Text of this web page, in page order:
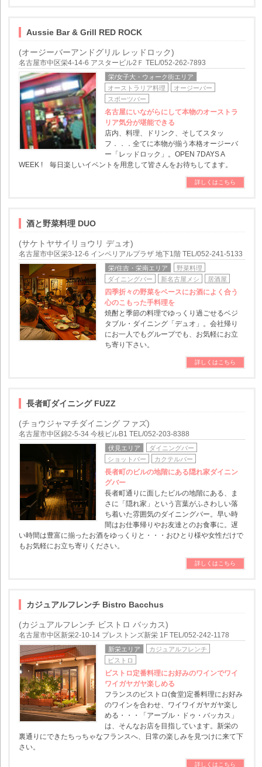
Aussie Bar & Grill RED ROCK
(オージーバーアンドグリル レッドロック)
名古屋市中区栄4-14-6 アスタービル2Ｆ TEL/052-262-7893
栄/女子大・ウォーク街エリア
オーストラリア料理
オージーバー
スポーツバー
名古屋にいながらにして本物のオーストラ
リア気分が堪能できる
店内、料理、ドリンク、そしてスタッ
フ．．．全てに本物が揃う本格オージーバ
ー「レッドロック」。OPEN 7DAYS A
WEEK ! 毎日楽しいイベントを用意して皆さんをお待ちしてます。
詳しくはこちら
酒と野菜料理 DUO
(サケトヤサイリョウリ デュオ)
名古屋市中区栄3-12-6 インペリアルプラザ 地下1階 TEL/052-241-5133
栄/住吉・栄南エリア
野菜料理
ダイニングバー
新名古屋メシ 居酒屋
四季折々の野菜をベースにお酒によく合う
心のこもった手料理を
焼酎と季節の料理でゆっくり過ごせるベジ
タブル・ダイニング「デュオ」。会社帰り
にお一人でもグループでも、お気軽にお立
ち寄り下さい。
詳しくはこちら
長者町ダイニング FUZZ
(チョウジャマチダイニング ファズ)
名古屋市中区錦2-5-34 今枝ビルB1 TEL/052-203-8388
伏見エリア
ダイニングバー
ショットバー
カクテルバー
長者町のビルの地階にある隠れ家ダイニン
グバー
長者町通りに面したビルの地階にある、ま
さに「隠れ家」という言葉がふさわしい落
ち着いた雰囲気のダイニングバー。早い時
間はお仕事帰りやお友達とのお食事に。遅
い時間は豊富に揃ったお酒をゆっくりと・・・おひとり様や女性だけで
もお気軽にお立ち寄りください。
詳しくはこちら
カジュアルフレンチ Bistro Bacchus
(カジュアルフレンチ ビストロ バッカス)
名古屋市中区新栄2-10-14 プレストンズ新栄 1F TEL/052-242-1178
新栄エリア
カジュアルフレンチ
ビストロ
ビストロ定番料理にお好みのワインでワイ
ワイガヤガヤ楽しめる
フランスのビストロ(食堂)定番料理にお好み
のワインを合わせ、ワイワイガヤガヤ楽し
める・・・「アーブル・ドゥ・バッカス」
は、そんなお店を目指しています。新栄の
裏通りにできたちっちゃなフランスへ、日常の楽しみを見つけに来て下
さい。
詳しくはこちら